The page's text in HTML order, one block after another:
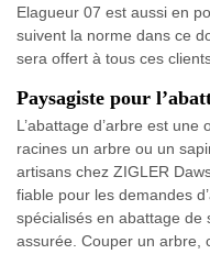
Elagueur 07 est aussi en
suivent la norme dans ce
sera offert à tous ces
Paysagiste pour
L’abattage d’arbre est
racines un arbre ou un
artisans chez ZIGLER
fiable pour les demandes
spécialisés en abattage de
assurée. Couper un arbre,